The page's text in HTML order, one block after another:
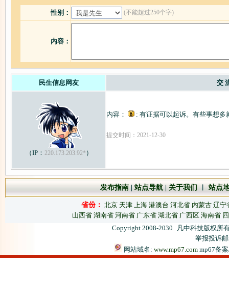
性别： (不能超过250个字)
内容：
民生信息网友 交
（IP： 220.173.203.92* ）
内容： : 有证据可以起诉。有些事想多
提交时间：2021-12-30
发布指南|站点导航| 关于我们 站点
省份： 北京 天津 上海 港澳台 河北省 内蒙古 辽宁
山西省 湖南省 河南省 广东省 湖北省 广西区 海南省
Copyright 2008-2030
凡中科技版权所
举报投诉
网站域名: www.mp67.com mp67备